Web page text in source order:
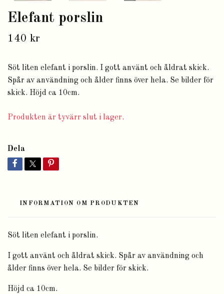
Elefant porslin
140 kr
Söt liten elefant i porslin. I gott använt och åldrat skick.
Spår av användning och ålder finns över hela. Se bilder för
skick. Höjd ca 10cm.
Produkten är tyvärr slut i lager.
Dela
INFORMATION OM PRODUKTEN
Söt liten elefant i porslin.
I gott använt och åldrat skick. Spår av användning och
ålder finns över hela. Se bilder för skick.
Höjd ca 10cm.